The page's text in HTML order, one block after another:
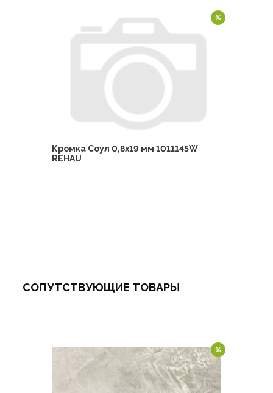
Кромка Соул 0,8х19 мм 1011145W
REHAU
СОПУТСТВУЮЩИЕ ТОВАРЫ